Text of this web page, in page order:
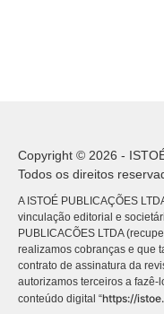
Copyright © 2026 -
Todos os direitos
A ISTOÉ PUBLICAÇÕES
vinculação editorial e
PUBLICACÕES LTDA
realizamos cobranças e que
contrato de assinatura da
autorizamos terceiros a
conteúdo digital “https://